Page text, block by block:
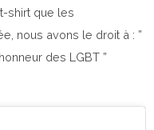
shirt que les
nous avons le droit à : ”
des LGBT ”